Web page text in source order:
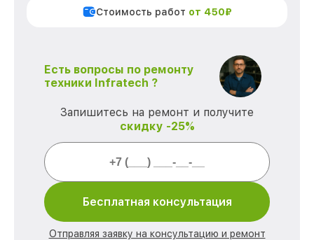
Стоимость работ от 450₽
Есть вопросы по ремонту
техники Infratech ?
Запишитесь на ремонт и получите
скидку -25%
Бесплатная консультация
Отправляя заявку на консультацию и ремонт